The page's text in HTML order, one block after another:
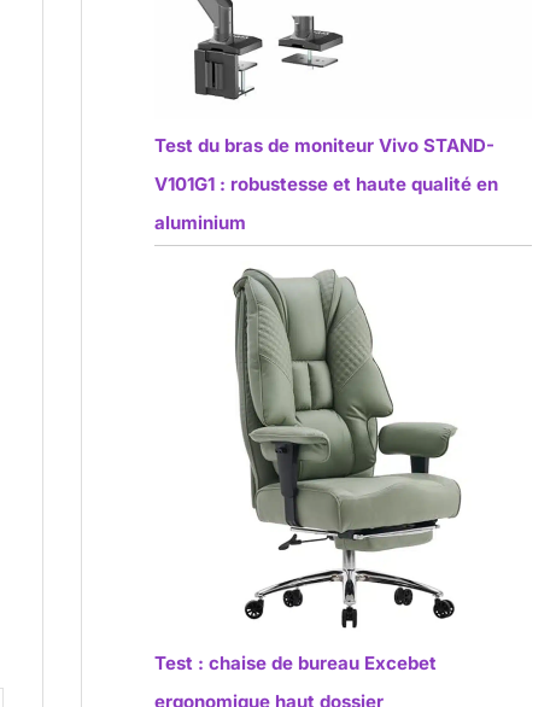
Test du bras de moniteur Vivo STAND-
V101G1 : robustesse et haute qualité en
aluminium
Test : chaise de bureau Excebet
ergonomique haut dossier